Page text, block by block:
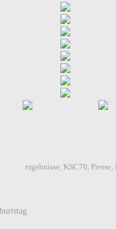
ergebnisse, KSC70, Presse,